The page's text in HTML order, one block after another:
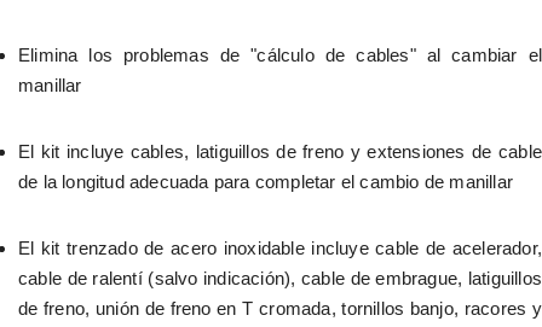
Elimina los problemas de "cálculo de cables" al cambiar el
manillar
El kit incluye cables, latiguillos de freno y extensiones de cable
de la longitud adecuada para completar el cambio de manillar
El kit trenzado de acero inoxidable incluye cable de acelerador,
cable de ralentí (salvo indicación), cable de embrague, latiguillos
de freno, unión de freno en T cromada, tornillos banjo, racores y